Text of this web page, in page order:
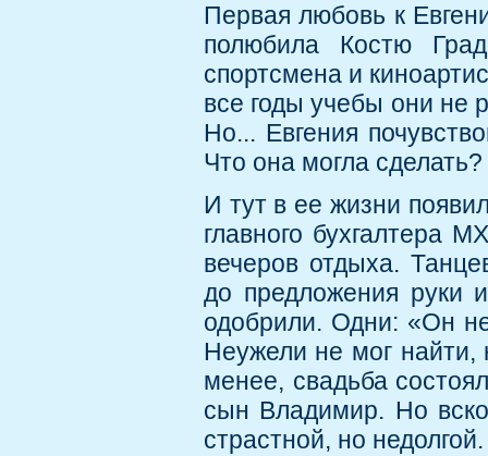
Первая любовь к
полюбила Костю
спортсмена и
все годы учебы они не
Но... Евгения
Что она могла сделать?
И тут в ее жизни
главного бухгалтера
вечеров отдыха.
до предложения руки
одобрили. Одни: «Он
Неужели не мог найти,
менее, свадьба
сын Владимир. Но
страстной, но недолгой.